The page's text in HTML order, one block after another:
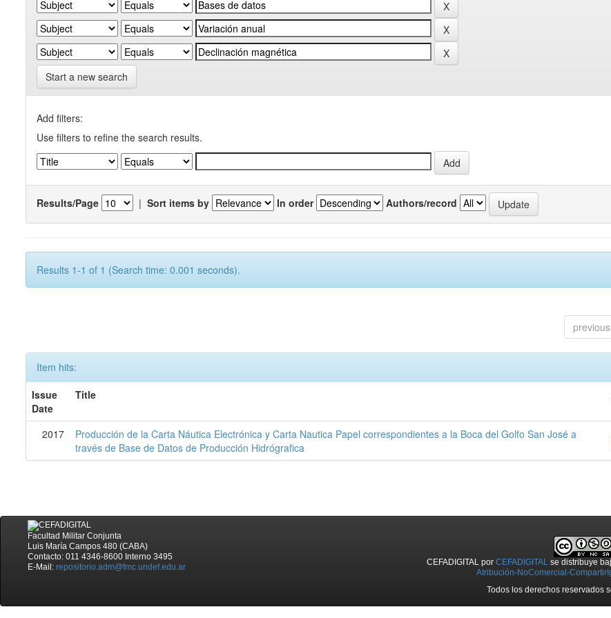
Start a new search
Add filters:
Use filters to refine the search results.
Results/Page | Sort items by In order Authors/record
Results 1-1 of 1 (Search time: 0.001 seconds).
previous
Item hits:
Issue
Date
Title
2017
Producción de la Carta Náutica Electrónica y Carta Nautica Papel correspondientes a la Boca del Golfo San José a
través de Base de Datos de Producción Hidrógrafica
Facultad Militar Conjunta
Luis María Campos 480 (CABA)
Contacto: 011 4346-8600 Interno 3495
E-Mail: repositorio.adm@fmc.undef.edu.ar CEFADIGITAL porCEFADIGITAL se distribuye
Atribución-NoComercial-
Todos los derechos reservados